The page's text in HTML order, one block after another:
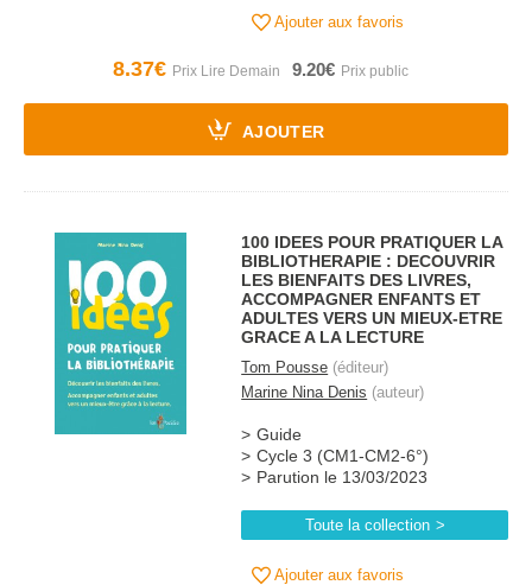
Ajouter aux favoris
8.37€ 9.20€
AJOUTER
100 IDEES POUR PRATIQUER LA
BIBLIOTHERAPIE : DECOUVRIR
LES BIENFAITS DES LIVRES,
ACCOMPAGNER ENFANTS ET
ADULTES VERS UN MIEUX-ETRE
GRACE A LA LECTURE
Tom Pousse (éditeur)
Marine Nina Denis (auteur)
Guide
Cycle 3 (CM1-CM2-6°)
Parution le 13/03/2023
Toute la collection
Ajouter aux favoris